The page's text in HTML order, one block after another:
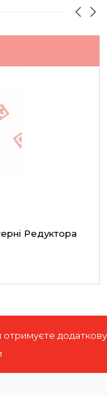
Редуктора
отримуєте додаткову